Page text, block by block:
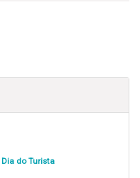
Dia do Turista